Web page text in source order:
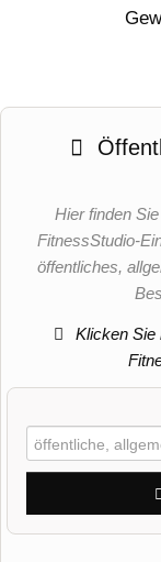
Hier finden
FitnessStudio-
öffentliches,
Klicken